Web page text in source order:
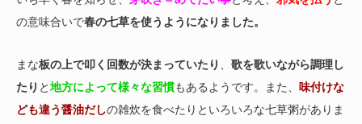
の意味合いで春の七草を使うようになりました。
まな板の上で叩く回数が決まっていたり
歌を歌いながら調理し
たり と地方によって様々な習慣もあるようです。また、
味付けな
ども違う醤油だしの雑炊を食べたりといろいろな七草粥がありま